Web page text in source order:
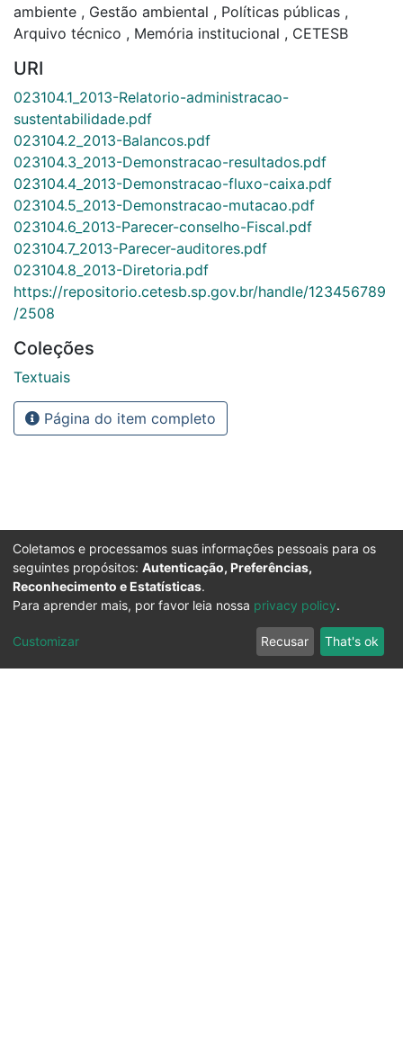
ambiente , Gestão ambiental , Políticas públicas ,
Arquivo técnico , Memória institucional , CETESB
URI
023104.1_2013-Relatorio-administracao-
sustentabilidade.pdf
023104.2_2013-Balancos.pdf
023104.3_2013-Demonstracao-resultados.pdf
023104.4_2013-Demonstracao-fluxo-caixa.pdf
023104.5_2013-Demonstracao-mutacao.pdf
023104.6_2013-Parecer-conselho-Fiscal.pdf
023104.7_2013-Parecer-auditores.pdf
023104.8_2013-Diretoria.pdf
https://repositorio.cetesb.sp.gov.br/handle/123456789
/2508
Coleções
Textuais
Página do item completo
Coletamos e processamos suas informações pessoais para os
seguintes propósitos: Autenticação, Preferências,
Reconhecimento e Estatísticas.
Para aprender mais, por favor leia nossa privacy policy.
Customizar Recusar That's ok